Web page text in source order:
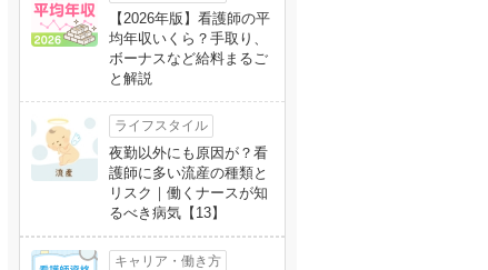
【2026年版】看護師の平
均年収いくら？手取り、
ボーナスなど給料まるご
と解説
ライフスタイル
夜勤以外にも原因が？看
護師に多い流産の種類と
リスク｜働くナースが知
るべき病気【13】
キャリア・働き方